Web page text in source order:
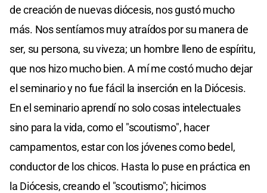
de creación de nuevas diócesis, nos gustó mucho
más. Nos sentíamos muy atraídos por su manera de
ser, su persona, su viveza; un hombre lleno de espíritu,
que nos hizo mucho bien. A mí me costó mucho dejar
el seminario y no fue fácil la inserción en la Diócesis.
En el seminario aprendí no solo cosas intelectuales
sino para la vida, como el "scoutismo", hacer
campamentos, estar con los jóvenes como bedel,
conductor de los chicos. Hasta lo puse en práctica en
la Diócesis, creando el "scoutismo"; hicimos